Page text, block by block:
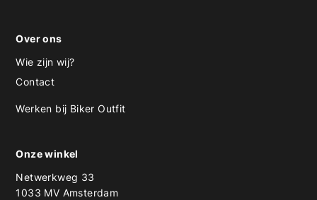
Over ons
Wie zijn wij?
Contact
Werken bij Biker Outfit
Onze winkel
Netwerkweg 33
1033 MV Amsterdam